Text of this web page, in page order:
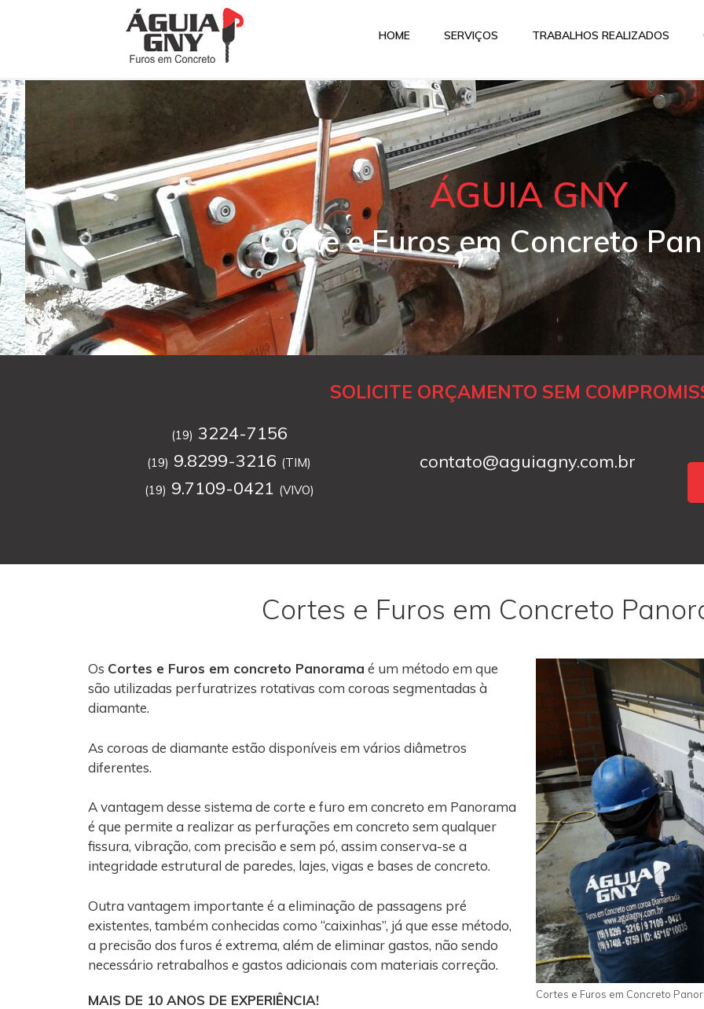
HOME SERVIÇOS TRABALHOS REALIZADOS
ÁGUIA GNY
Corte e Furos em Concreto
SOLICITE ORÇAMENTO SEM
(19) 3224-7156
(19) 9.8299-3216 (TIM)
(19) 9.7109-0421 (VIVO)
contato@aguiagny.com.br
Cortes e Furos em Concreto
Os Cortes e Furos em concreto Panorama é um método em que
são utilizadas perfuratrizes rotativas com coroas segmentadas à
diamante.
As coroas de diamante estão disponíveis em vários diâmetros
diferentes.
A vantagem desse sistema de corte e furo em concreto em Panorama
é que permite a realizar as perfurações em concreto sem qualquer
fissura, vibração, com precisão e sem pó, assim conserva-se a
integridade estrutural de paredes, lajes, vigas e bases de concreto.
Outra vantagem importante é a eliminação de passagens pré
existentes, também conhecidas como “caixinhas”, já que esse método,
a precisão dos furos é extrema, além de eliminar gastos, não sendo
necessário retrabalhos e gastos adicionais com materiais correção.
MAIS DE 10 ANOS DE EXPERIÊNCIA!
Cortes e Furos em Concreto